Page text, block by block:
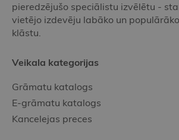
pieredzējušo speciālistu izvēlētu -
vietējo izdevēju labāko un
klāstu.
Veikala kategorijas
Grāmatu katalogs
E-grāmatu katalogs
Kancelejas preces